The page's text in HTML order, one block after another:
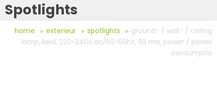
Spotlights
home exterieur spotlights
ground- / wall- / ceiling
lamp, keid, 220-240v ac/50-60hz, 92 ma, power / power
consumptio